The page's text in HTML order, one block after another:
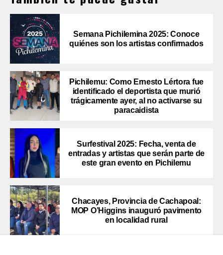
Semana Pichilemina 2025: Conoce
quiénes son los artistas confirmados
Pichilemu: Como Ernesto Lértora fue
identificado el deportista que murió
trágicamente ayer, al no activarse su
paracaidista
Surfestival 2025: Fecha, venta de
entradas y artistas que serán parte de
este gran evento en Pichilemu
Chacayes, Provincia de Cachapoal:
MOP O’Higgins inauguró pavimento
en localidad rural